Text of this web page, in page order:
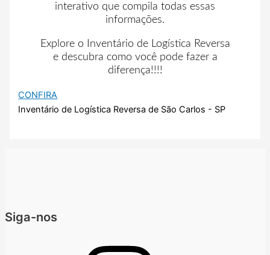
interativo que compila todas essas
informações.
Explore o Inventário de Logística Reversa
e descubra como você pode fazer a
diferença!!!!
CONFIRA
Inventário de Logística Reversa de São Carlos - SP
Siga-nos